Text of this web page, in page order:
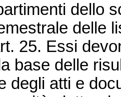
dello
delle
25. Essi
base delle
degli atti e